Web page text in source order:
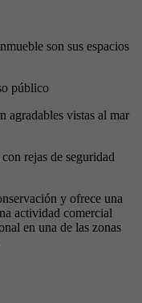
son sus espacios
público
agradables vistas al mar
rejas de seguridad
y ofrece una
actividad comercial
en una de las zonas